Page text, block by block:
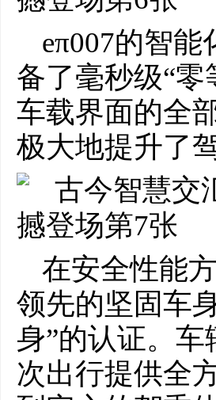
eπ007的智
备了毫秒级“
车载界面的全
极大地提升了
在安全性能
领先的坚固车
身”的认证。
次出行提供全